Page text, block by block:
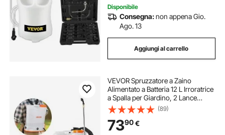
Disponibile
Consegna:non appena Gio.
Ago. 13
Aggiungi al carrello
VEVOR Spruzzatore a Zaino
Alimentato a Batteria 12 L Irroratrice
a Spalla per Giardino, 2 Lance
Retrattili e 5 Ugelli, Autonomia di 2
Ore, Spruzzatori Portatili per
Diserbanti, Bianco e Arancione
(89)
7390€